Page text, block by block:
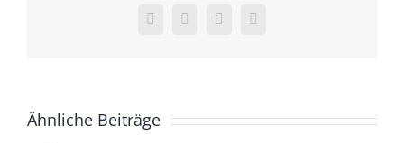
Facebook
X WhatsApp
E-
Ähnliche BeiträgeEinladung zum